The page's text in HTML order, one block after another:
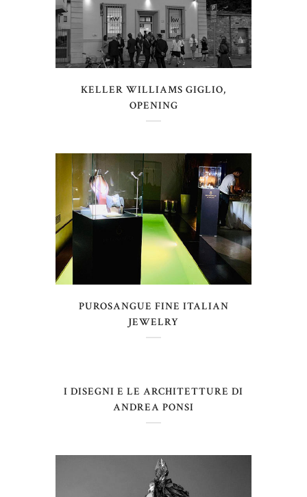
KELLER WILLIAMS GIGLIO,
OPENING
PUROSANGUE FINE ITALIAN
JEWELRY
I DISEGNI E LE ARCHITETTURE DI
ANDREA PONSI